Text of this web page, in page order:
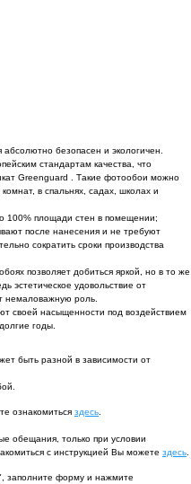
безопасен и экологичен.
стандартам качества, что
Greenguard . Такие фотообои можно
в спальнях, садах, школах и
100% площади стен в помещении;
после нанесения и не требуют
сократить сроки производства
позволяет добиться яркой, но в то же
эстетическое удовольствие от
немаловажную роль.
своей насыщенности под воздействием
годы.
быть разной в зависимости от
ознакомиться здесь
обещания, только при условии
с инструкцией Вы можете здесь
заполните форму и нажмите